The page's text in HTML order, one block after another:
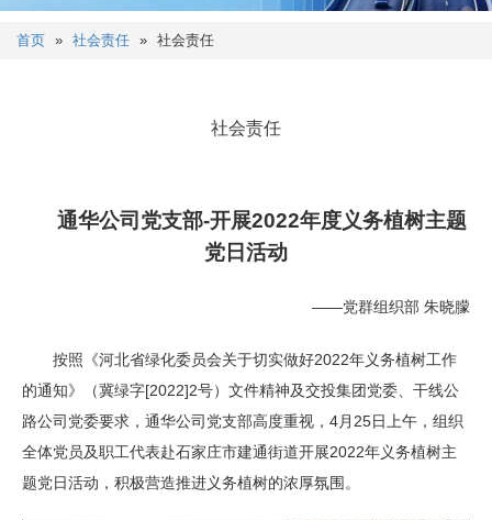
首页 » 社会责任 » 社会责任
社会责任
通华公司党支部-开展2022年度义务植树主题
党日活动
——党群组织部 朱晓朦
按照《河北省绿化委员会关于切实做好2022年义务植树工作
的通知》（冀绿字[2022]2号）文件精神及交投集团党委、干线公
路公司党委要求，通华公司党支部高度重视，4月25日上午，组织
全体党员及职工代表赴石家庄市建通街道开展2022年义务植树主
题党日活动，积极营造推进义务植树的浓厚氛围。